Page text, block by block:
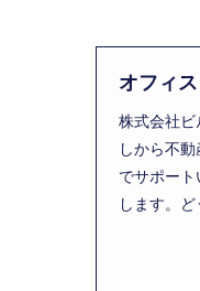
オフィ
株式会社ビ
しから不
でサポー
します。ど